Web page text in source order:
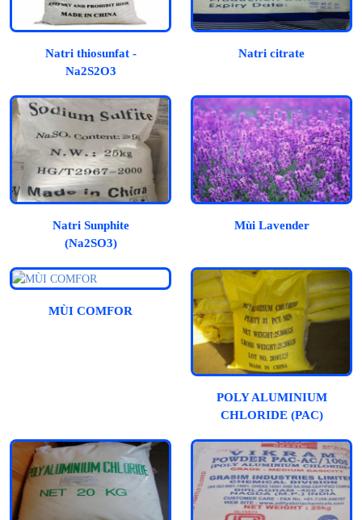
Natri thiosunfat -
Na2S2O3
Natri citrate
Natri Sunphite
(Na2SO3)
Mùi Lavender
MÙI COMFOR
POLY ALUMINIUM
CHLORIDE (PAC)